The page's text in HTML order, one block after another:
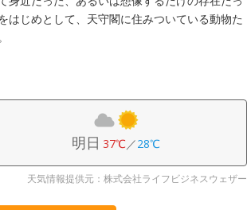
はじめとして、天守閣に住みついている動物た
明日 37℃／28℃
天気情報提供元：株式会社ライフビジネスウェザー